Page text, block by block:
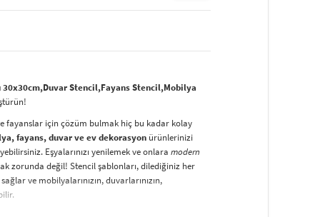
Stencil,Fayans Stencil,Mobilya
fayanslar için çözüm bulmak hiç bu kadar kolay
fayans, duvar ve ev dekorasyon ürünlerinizi
Eşyalarınızı yenilemek ve onlara modern
zorunda değil! Stencil şablonları, dilediğiniz her
sağlar ve mobilyalarınızın, duvarlarınızın,